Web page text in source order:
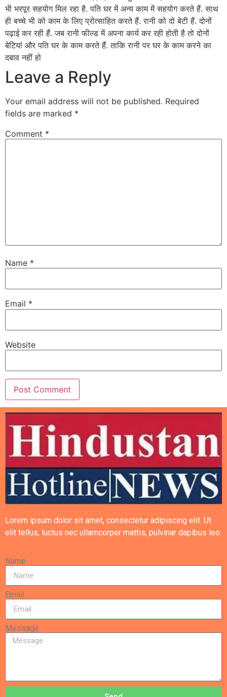
भी भरपूर सहयोग मिल रहा है. पति घर में अन्य काम में सहयोग करते हैं. साथ
ही बच्चे भी को काम के लिए प्रोत्साहित करते हैं. रानी को दो बेटी हैं. दोनों
पढ़ाई कर रही हैं. जब रानी फील्ड में अपना कार्य कर रही होती है तो दोनों
बेटियां और पति घर के काम करते हैं. ताकि रानी पर घर के काम करने का
दबाव नहीं हो
Leave a Reply
Your email address will not be published. Required
fields are marked *
Comment *
Name *
Email *
Website
Lorem ipsum dolor sit amet, consectetur adipiscing elit. Ut
elit tellus, luctus nec ullamcorper mattis, pulvinar dapibus leo.
Name
Email
Message